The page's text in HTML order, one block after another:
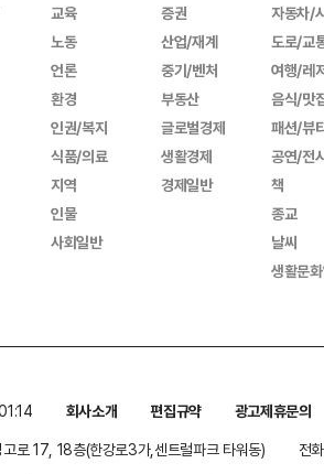
교육
노동
언론
환경
인권/복지
식품/의료
지역
인물
사회일반
증권
산업/재계
중기/벤처
부동산
글로벌경제
생활경제
경제일반
자동차/
도로/교
여행/레
음식/맛
패션/뷰
공연/전
책
종교
날씨
생활문
회사소개 편집규약
광고제휴문의
로 17, 18층(한강로3가,센트럴파크 타워동)
전